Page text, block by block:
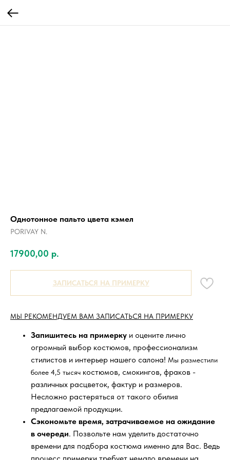
Однотонное пальто цвета кэмел
PORIVAY N.
17900,00 р.
ЗАПИСАТЬСЯ НА ПРИМЕРКУ
МЫ РЕКОМЕНДУЕМ ВАМ ЗАПИСАТЬСЯ НА ПРИМЕРКУ
Запишитесь на примерку и оцените лично
огромный выбор костюмов, профессионализм
стилистов и интерьер нашего салона! Мы разместили
более 4,5 тысяч костюмов, смокингов, фраков -
различных расцветок, фактур и размеров.
Несложно растеряться от такого обилия
предлагаемой продукции.
Сэкономьте время, затрачиваемое на ожидание
в очереди. Позвольте нам уделить достаточно
времени для подбора костюма именно для Вас. Ведь